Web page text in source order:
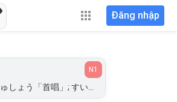
Đăng nhập
おすすめ「お奨め」; しゅしょう「首唱」; すいしょう「推奨」; すいせん「推薦」; たせん「他薦」[THA TIẾN];
N1